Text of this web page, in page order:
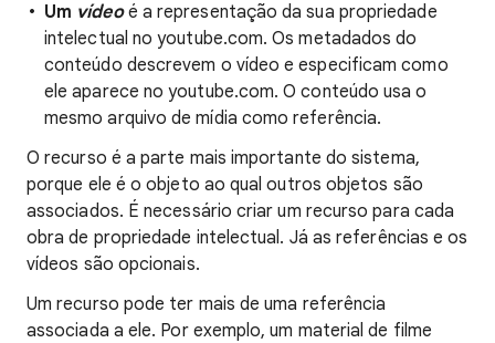
Um vídeoé a representação da sua propriedade
intelectual no youtube.com. Os metadados do
conteúdo descrevem o vídeo e especificam como
ele aparece no youtube.com. O conteúdo usa o
mesmo arquivo de mídia como referência.
O recurso é a parte mais importante do sistema,
porque ele é o objeto ao qual outros objetos são
associados. É necessário criar um recurso para cada
obra de propriedade intelectual. Já as referências e os
vídeos são opcionais.
Um recurso pode ter mais de uma referência
associada a ele. Por exemplo, um material de filme